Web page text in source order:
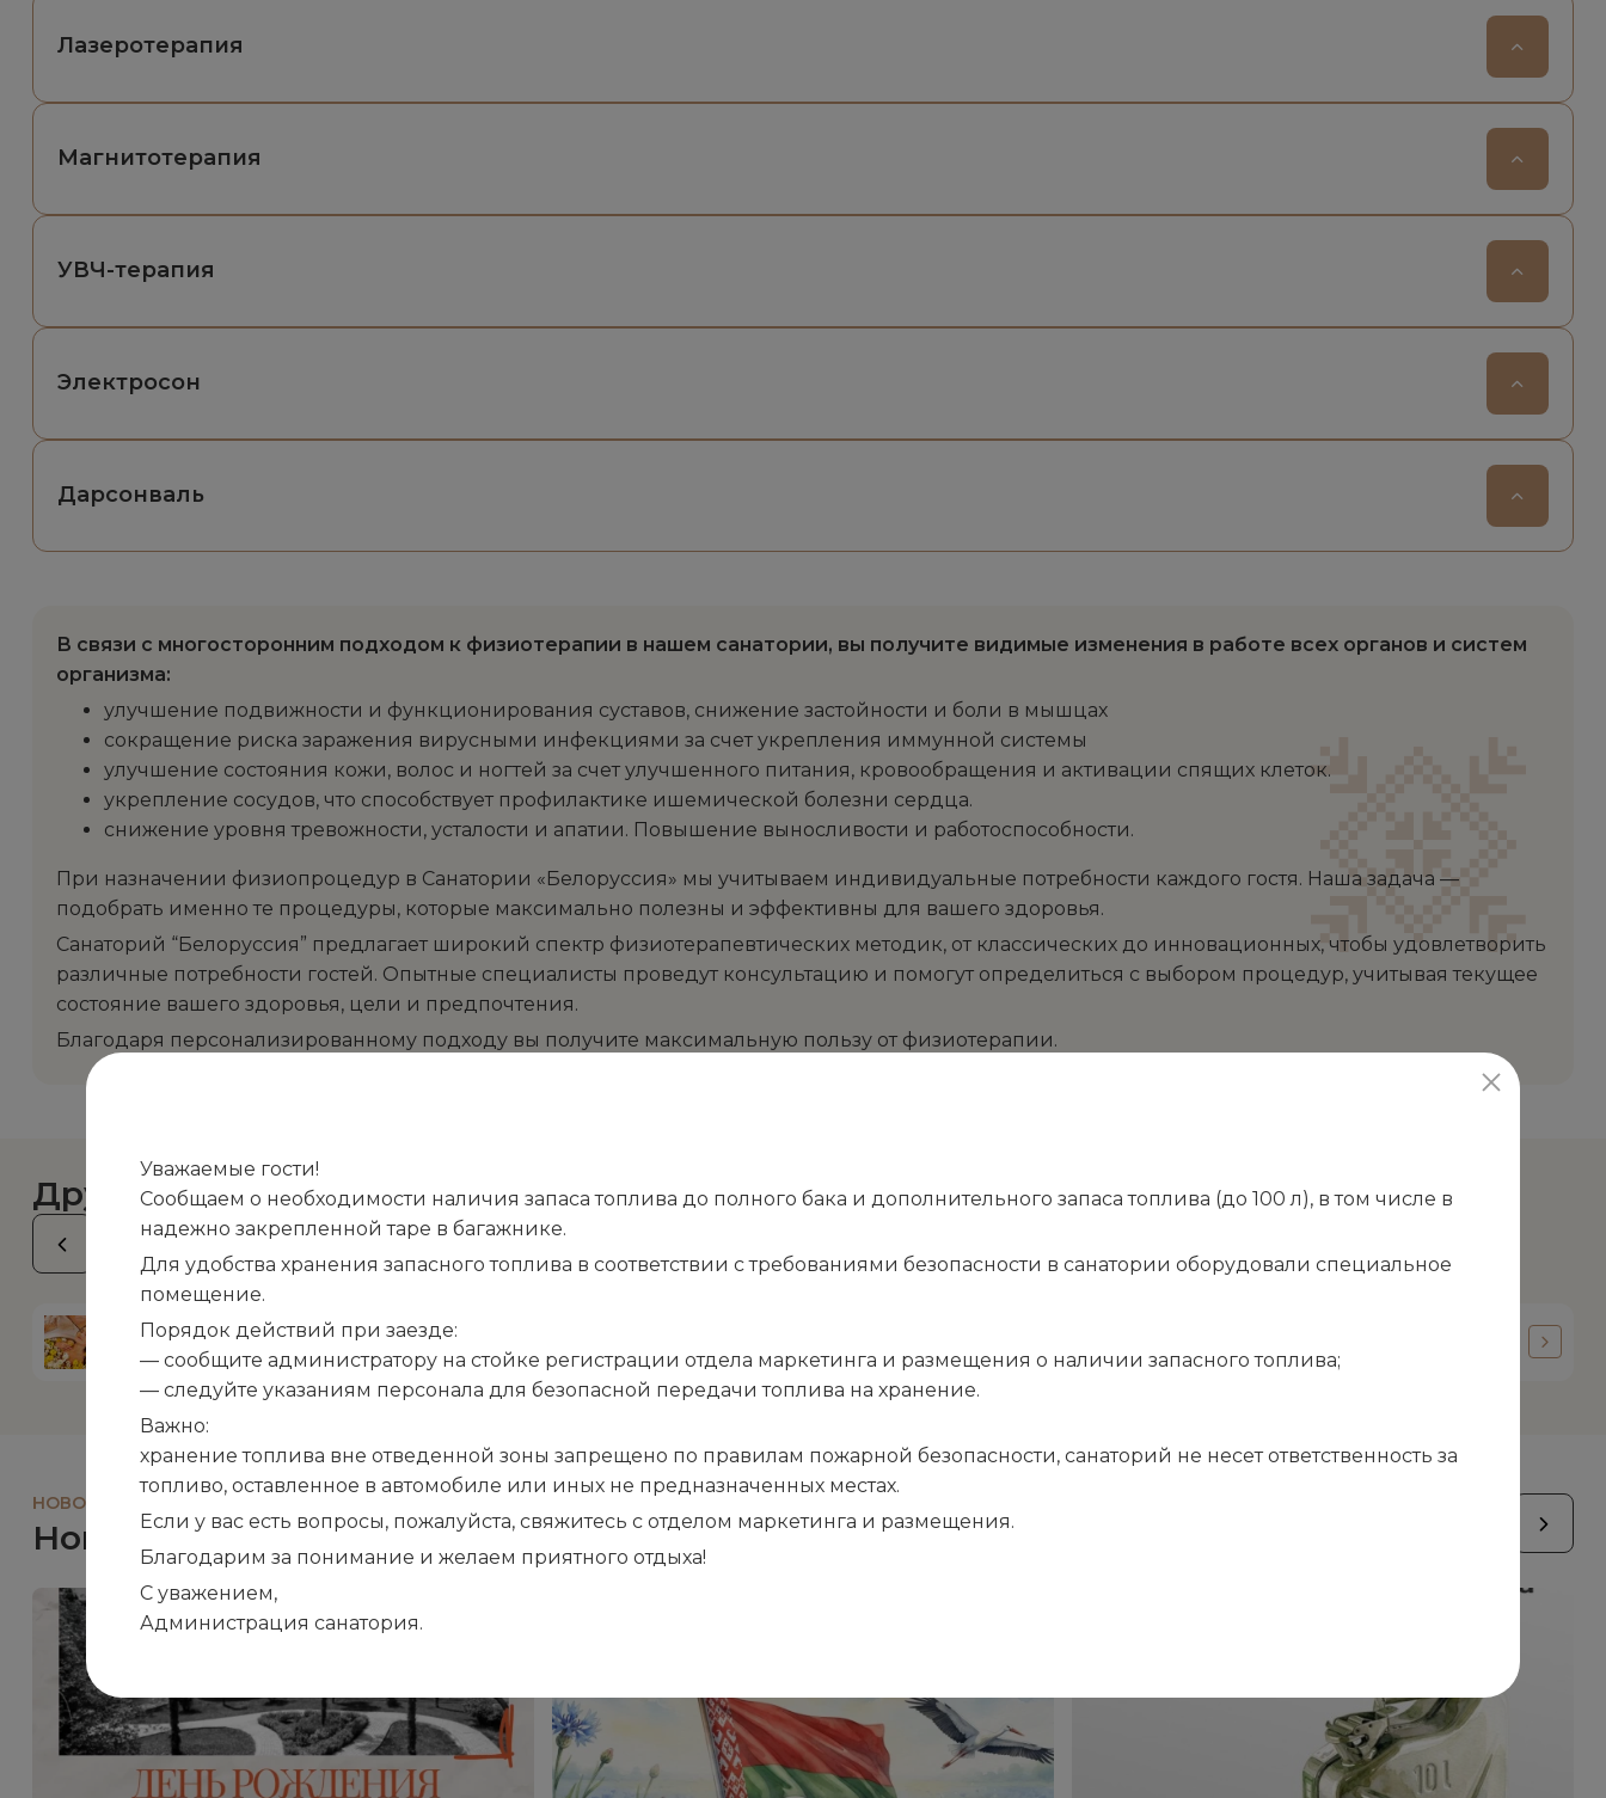
Лазеротерапия
Магнитотерапия
УВЧ-терапия
Электросон
Дарсонваль
В связи с многосторонним подходом к физиотерапии в нашем санатории, вы получите видимые изменения в работе всех органов и систем
организма:
улучшение подвижности и функционирования суставов, снижение застойности и боли в мышцах
сокращение риска заражения вирусными инфекциями за счет укрепления иммунной системы
улучшение состояния кожи, волос и ногтей за счет улучшенного питания, кровообращения и активации спящих клеток.
укрепление сосудов, что способствует профилактике ишемической болезни сердца.
снижение уровня тревожности, усталости и апатии. Повышение выносливости и работоспособности.
При назначении физиопроцедур в Санатории «Белоруссия» мы учитываем индивидуальные потребности каждого гостя. Наша задача —
подобрать именно те процедуры, которые максимально полезны и эффективны для вашего здоровья.
Санаторий “Белоруссия” предлагает широкий спектр физиотерапевтических методик, от классических до инновационных, чтобы удовлетворить
различные потребности гостей. Опытные специалисты проведут консультацию и помогут определиться с выбором процедур, учитывая текущее
состояние вашего здоровья, цели и предпочтения.
Благодаря персонализированному подходу вы получите максимальную пользу от физиотерапии.
Другие процедуры
Травяная ванна
НОВОСТИ И СОБЫТИЯ
Новости
Уважаемые гости!
Сообщаем о необходимости наличия запаса топлива до полного бака и дополнительного запаса топлива (до 100 л), в том числе в
надежно закрепленной таре в багажнике.
Для удобства хранения запасного топлива в соответствии с требованиями безопасности в санатории оборудовали специальное
помещение.
Порядок действий при заезде:
— сообщите администратору на стойке регистрации отдела маркетинга и размещения о наличии запасного топлива;
— следуйте указаниям персонала для безопасной передачи топлива на хранение.
Важно:
хранение топлива вне отведенной зоны запрещено по правилам пожарной безопасности, санаторий не несет ответственность за
топливо, оставленное в автомобиле или иных не предназначенных местах.
Если у вас есть вопросы, пожалуйста, свяжитесь с отделом маркетинга и размещения.
Благодарим за понимание и желаем приятного отдыха!
С уважением,
Администрация санатория.